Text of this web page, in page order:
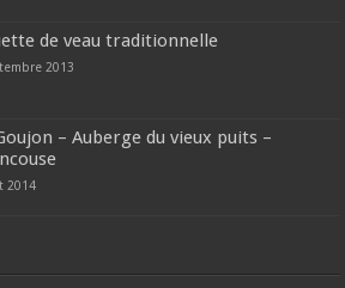
de veau traditionnelle
2013
– Auberge du vieux puits –
2014